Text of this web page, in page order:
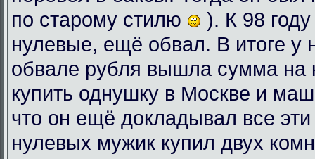
по старому стилю
). К 98
нулевые, ещё обвал. В итоге у
обвале рубля вышла сумма на
купить однушку в Москве и
что он ещё докладывал все
нулевых мужик купил двух